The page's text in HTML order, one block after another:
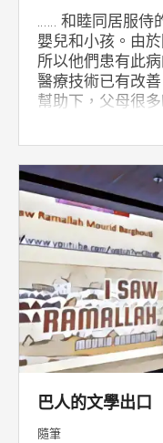
…… 和睦同居服侍
嬰兒和小孩。由
所以他們患有此
醫療技術已有改
幫助下，父母很
巴人的文學出口
隨筆